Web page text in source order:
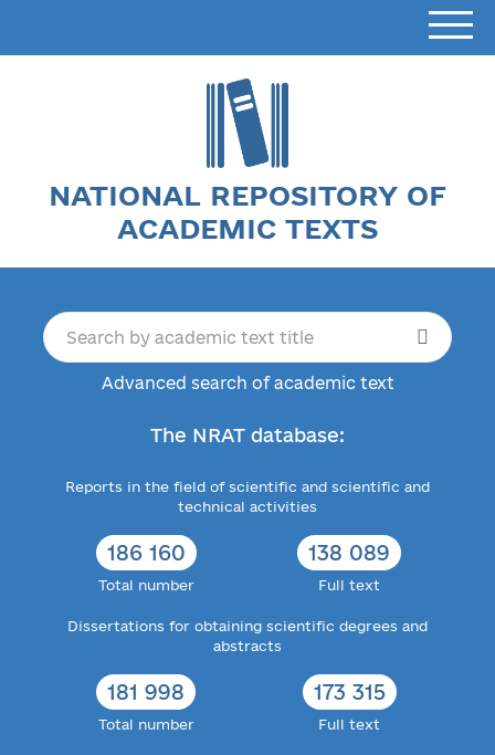
NATIONAL REPOSITORY OF
ACADEMIC TEXTS
Advanced search of academic text
The NRAT database:
Reports in the field of scientific and scientific and
technical activities
186 160
Total number
138 089
Full text
Dissertations for obtaining scientific degrees and
abstracts
181 998
Total number
173 315
Full text